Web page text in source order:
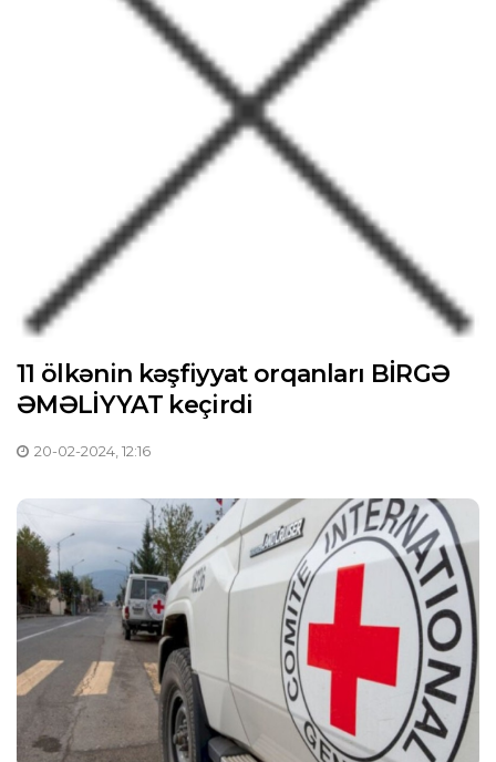
11 ölkənin kəşfiyyat orqanları BİRGƏ
ƏMƏLİYYAT keçirdi
20-02-2024, 12:16